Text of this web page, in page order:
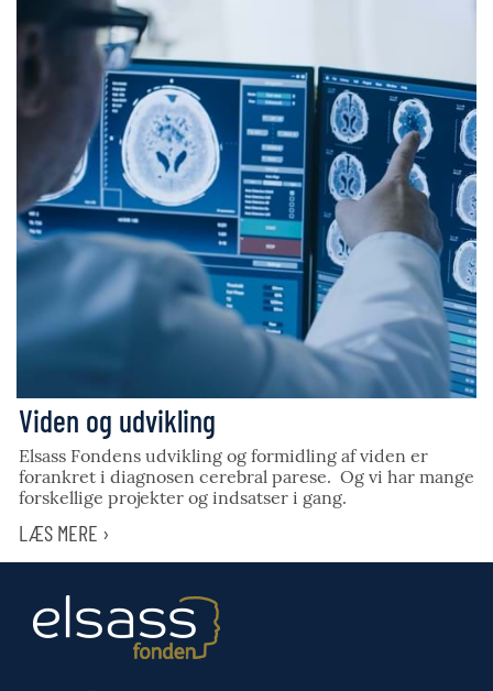
Viden og udvikling
Elsass Fondens udvikling og formidling af viden er
forankret i diagnosen cerebral parese. Og vi har mange
forskellige projekter og indsatser i gang.
LÆS MERE ›